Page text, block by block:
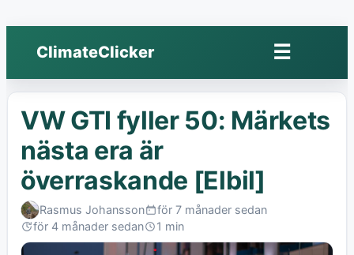
ClimateClicker ☰Öppna
meny
VW GTI fyller 50: Märkets
nästa era är
överraskande [Elbil]
Rasmus JohanssonPublished:
för 7 månader sedan
Last
edited:
för 4 månader sedanRead:
1 min